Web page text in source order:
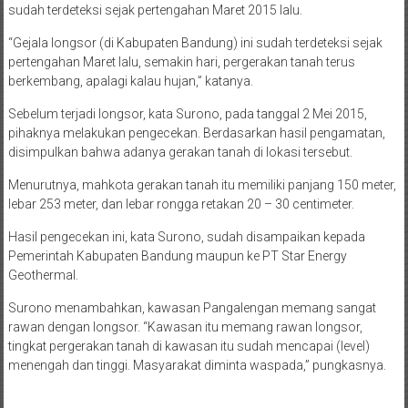
sudah terdeteksi sejak pertengahan Maret 2015 lalu.
“Gejala longsor (di Kabupaten Bandung) ini sudah terdeteksi sejak
pertengahan Maret lalu, semakin hari, pergerakan tanah terus
berkembang, apalagi kalau hujan,” katanya.
Sebelum terjadi longsor, kata Surono, pada tanggal 2 Mei 2015,
pihaknya melakukan pengecekan. Berdasarkan hasil pengamatan,
disimpulkan bahwa adanya gerakan tanah di lokasi tersebut.
Menurutnya, mahkota gerakan tanah itu memiliki panjang 150 meter,
lebar 253 meter, dan lebar rongga retakan 20 – 30 centimeter.
Hasil pengecekan ini, kata Surono, sudah disampaikan kepada
Pemerintah Kabupaten Bandung maupun ke PT Star Energy
Geothermal.
Surono menambahkan, kawasan Pangalengan memang sangat
rawan dengan longsor. “Kawasan itu memang rawan longsor,
tingkat pergerakan tanah di kawasan itu sudah mencapai (level)
menengah dan tinggi. Masyarakat diminta waspada,” pungkasnya.